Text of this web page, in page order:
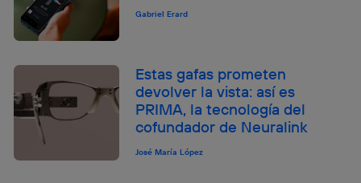
Gabriel Erard
Estas gafas prometen
devolver la vista: así es
PRIMA, la tecnología del
cofundador de Neuralink
José María López